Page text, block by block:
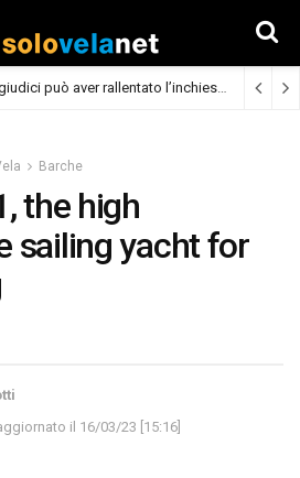
Bayesian, la carenza di giudici può aver rallentato l’inchiesta (Cronaca)
Barche
the high
sailing yacht for
il 16/03/23 [15:16]